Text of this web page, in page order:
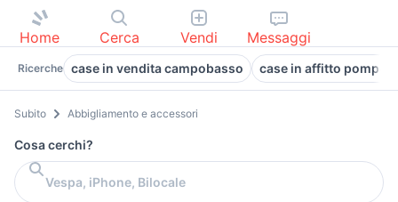
Home Cerca Vendi Messaggi
Ricerche case in vendita campobasso case in affitto pompei
Subito Abbigliamento e accessori
Cosa cerchi?